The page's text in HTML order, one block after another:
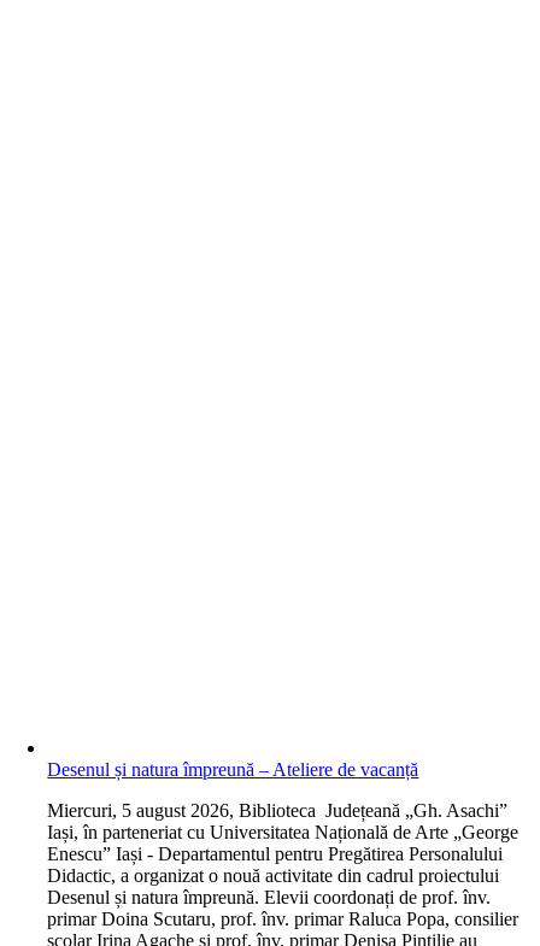
Desenul și natura împreună – Ateliere de vacanță
Miercuri, 5 august 2026, Biblioteca Județeană „Gh. Asachi”
Iași, în parteneriat cu Universitatea Națională de Arte „George
Enescu” Iași - Departamentul pentru Pregătirea Personalului
Didactic, a organizat o nouă activitate din cadrul proiectului
Desenul și natura împreună. Elevii coordonați de prof. înv.
primar Doina Scutaru, prof. înv. primar Raluca Popa, consilier
școlar Irina Agache și prof. înv. primar Denisa Pintilie au